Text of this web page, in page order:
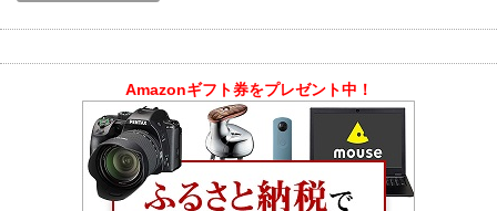
Amazonギフト券をプレゼント中！